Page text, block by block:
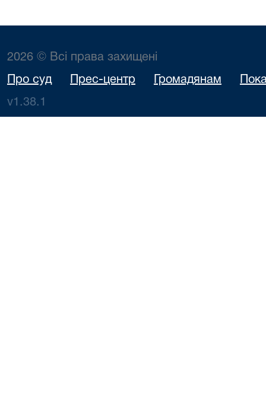
2026 © Всі права захищені
Про суд Прес-центр Громадянам
v1.38.1